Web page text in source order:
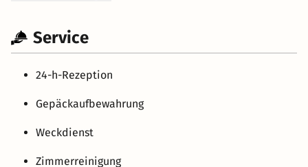
Service
24-h-Rezeption
Gepäckaufbewahrung
Weckdienst
Zimmerreinigung